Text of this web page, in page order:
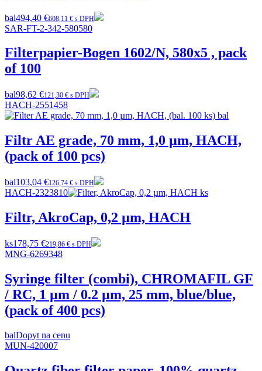
bal494,40 €608,11 € s DPH
SAR-FT-2-342-580580
Filterpapier-Bogen 1602/N, 580x5 , pack
of 100
bal98,62 €121,30 € s DPH
HACH-2551458
Filtr AE grade, 70 mm, 1,0 µm, HACH,
(pack of 100 pcs)
bal103,04 €126,74 € s DPH
HACH-2323810
Filtr, AkroCap, 0,2 µm, HACH
ks178,75 €219,86 € s DPH
MNG-6269348
Syringe filter (combi), CHROMAFIL GF
/ RC, 1 µm / 0.2 µm, 25 mm, blue/blue,
(pack of 400 pcs)
balDopyt na cenu
MUN-420007